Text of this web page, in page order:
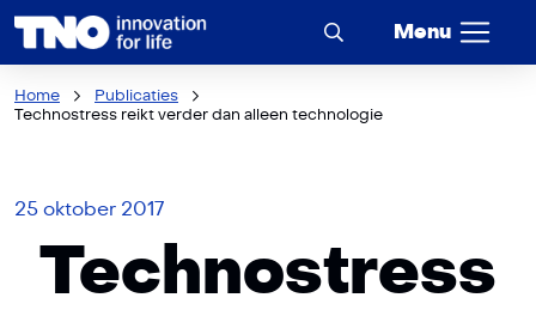
Menu
Home
Publicaties
Technostress reikt verder dan alleen technologie
Technostress
25 oktober 2017